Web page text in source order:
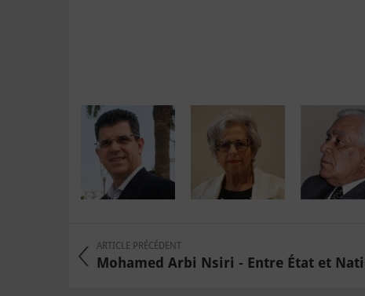
ARTICLE PRÉCÉDENT
Mohamed Arbi Nsiri - Entre État et